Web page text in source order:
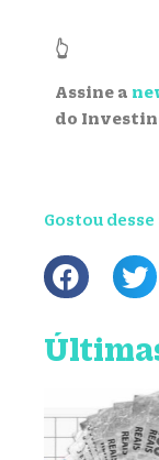
👆
Assine a
do
Gostou